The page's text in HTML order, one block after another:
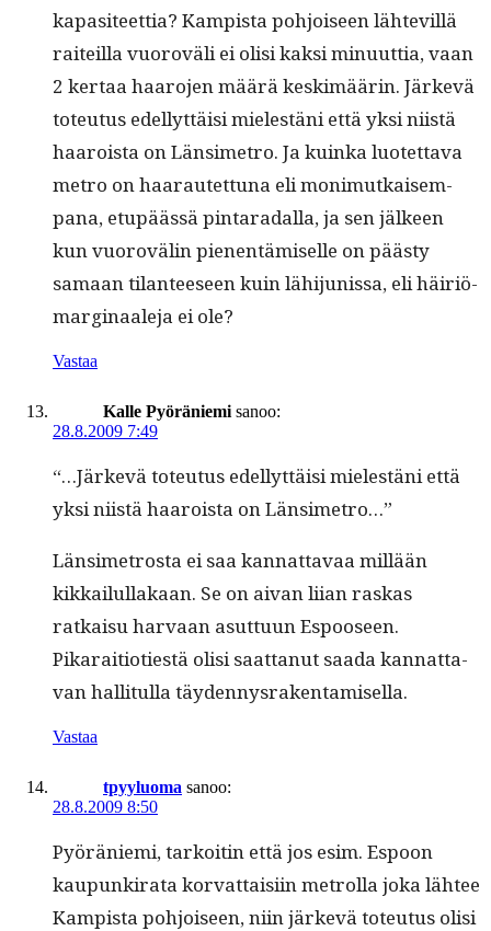
kap­a­siteet­tia? Kamp­ista pohjoiseen lähtevil­lä
raiteil­la vuoroväli ei olisi kak­si min­u­ut­tia, vaan
2 ker­taa haaro­jen määrä keskimäärin. Järkevä
toteu­tus edel­lyt­täisi mielestäni että yksi niistä
haaroista on Län­simetro. Ja kuin­ka luotet­ta­va
metro on haa­rautet­tuna eli mon­imutkaisem­
pana, etupäässä pin­taradal­la, ja sen jäl­keen
kun vuorovälin pienen­tämiselle on päästy
samaan tilanteeseen kuin lähi­ju­nis­sa, eli häir­iö­
mar­gin­aale­ja ei ole?
Vastaa
Kalle Pyöräniemi sanoo:
28.8.2009 7:49
“…Järkevä toteu­tus edel­lyt­täisi mielestäni että
yksi niistä haaroista on Länsimetro…”
Län­simet­ros­ta ei saa kan­nat­tavaa mil­lään
kikkailul­lakaan. Se on aivan liian raskas
ratkaisu har­vaan asut­tuun Espooseen.
Pikaraiti­oti­estä olisi saat­tanut saa­da kan­nat­ta­
van hal­li­t­ul­la täydennysrakentamisella.
Vastaa
tpyyluoma sanoo:
28.8.2009 8:50
Pyöränie­mi, tarkoitin että jos esim. Espoon
kaupunki­ra­ta kor­vat­taisi­in metrol­la joka läh­tee
Kamp­ista pohjoiseen, niin järkevä toteu­tus olisi